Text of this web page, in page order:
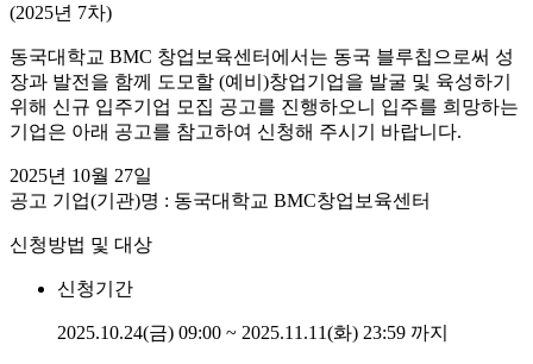
(2025년 7차)
동국대학교 BMC 창업보육센터에서는 동국 블루칩으로써 성
장과 발전을 함께 도모할 (예비)창업기업을 발굴 및 육성하기
위해 신규 입주기업 모집 공고를 진행하오니 입주를 희망하는
기업은 아래 공고를 참고하여 신청해 주시기 바랍니다.
2025년 10월 27일
공고 기업(기관)명 : 동국대학교 BMC창업보육센터
신청방법 및 대상
신청기간
2025.10.24(금) 09:00 ~ 2025.11.11(화) 23:59 까지